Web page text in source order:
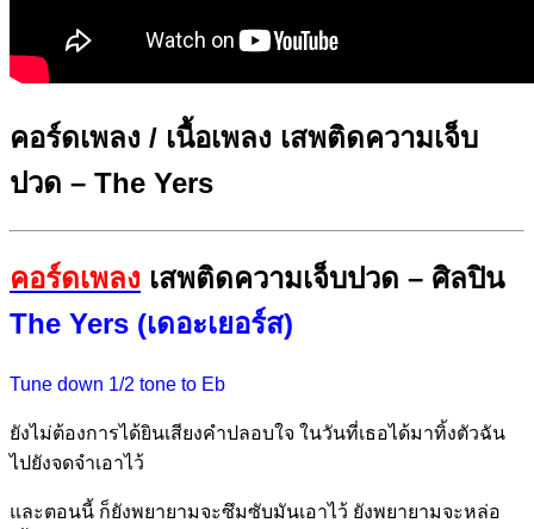
คอร์ดเพลง / เนื้อเพลง เสพติดความเจ็บ
ปวด – The Yers
คอร์ดเพลง เสพติดความเจ็บปวด – ศิลปิน
The Yers (เดอะเยอร์ส)
Tune down 1/2 tone to Eb
ยังไม่ต้องการได้ยินเสียงคำปลอบใจ ในวันที่เธอได้มาทิ้งตัวฉัน
ไปยังจดจำเอาไว้
และตอนนี้ ก็ยังพยายามจะซึมซับมันเอาไว้ ยังพยายามจะหล่อ